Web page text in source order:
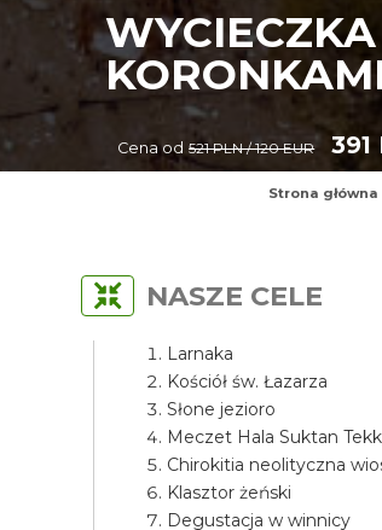
Cena od 521 PLN / 120 EUR 391
Strona główna
NASZE CELE
Larnaka
Kościół św. Łazarza
Słone jezioro
Meczet Hala Suktan
Chirokitia neolityczna
Klasztor żeński
Degustacja w winnicy